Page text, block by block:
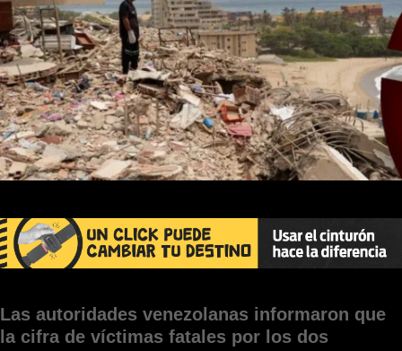
Las autoridades venezolanas informaron que
la cifra de víctimas fatales por los dos